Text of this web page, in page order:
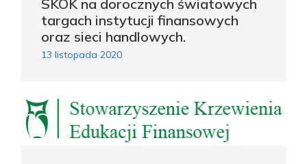
SKOK na dorocznych światowych
targach instytucji finansowych
oraz sieci handlowych.
13 listopada 2020